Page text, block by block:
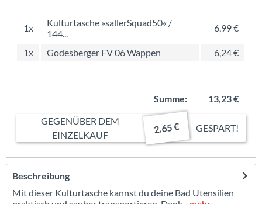
1x
Kulturtasche »sallerSquad50« /
144...
6,99 €
1x Godesberger FV 06 Wappen 6,24 €
Summe:
13,23 €
GEGENÜBER DEM
EINZELKAUF
2,65 € GESPART!
Beschreibung
Mit dieser Kulturtasche kannst du deine Bad Utensilien